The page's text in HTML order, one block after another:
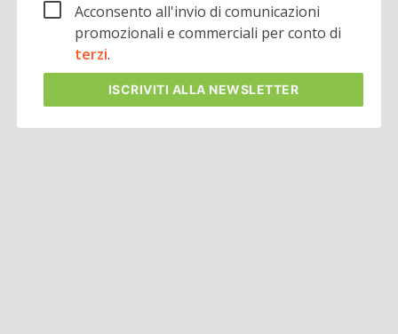
Acconsento all'invio di comunicazioni
promozionali e commerciali per conto di
terzi.
ISCRIVITI ALLA NEWSLETTER